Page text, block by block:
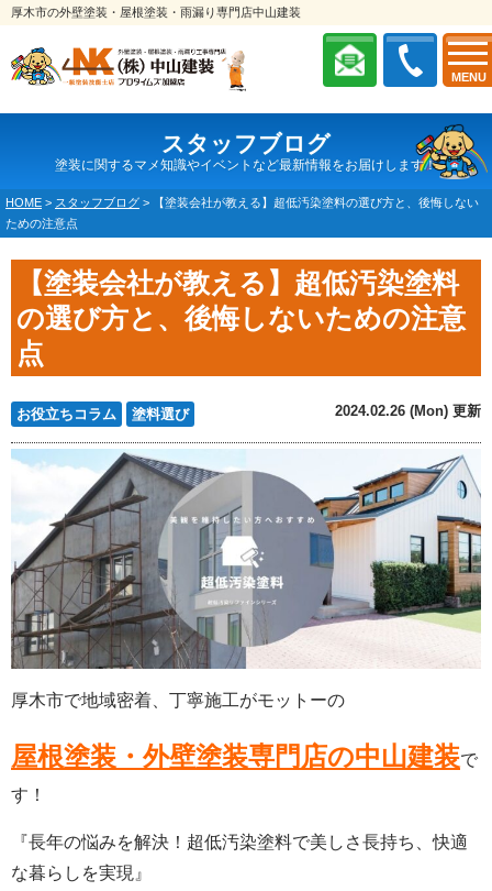
MENU
厚木市の外壁塗装・屋根塗装・雨漏り専門店中山建装
スタッフブログ
塗装に関するマメ知識やイベントなど最新情報をお届けします！
HOME > スタッフブログ >
【塗装会社が教える】超低汚染塗料の選び方と、後悔しない
ための注意点
【塗装会社が教える】超低汚染塗料
の選び方と、後悔しないための注意
点
お役立ちコラム 塗料選び 2024.02.26 (Mon) 更新
厚木市で地域密着、丁寧施工がモットーの
屋根塗装・外壁塗装専門店の中山建装で
す！
『長年の悩みを解決！超低汚染塗料で美しさ長持ち、快適
な暮らしを実現』